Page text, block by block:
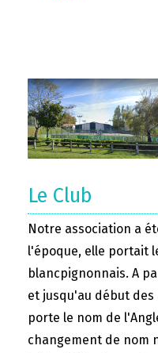
Le Club
Notre association a
l'époque, elle portait
blancpignonnais. A
et jusqu'au début
porte le nom de
changement de nom